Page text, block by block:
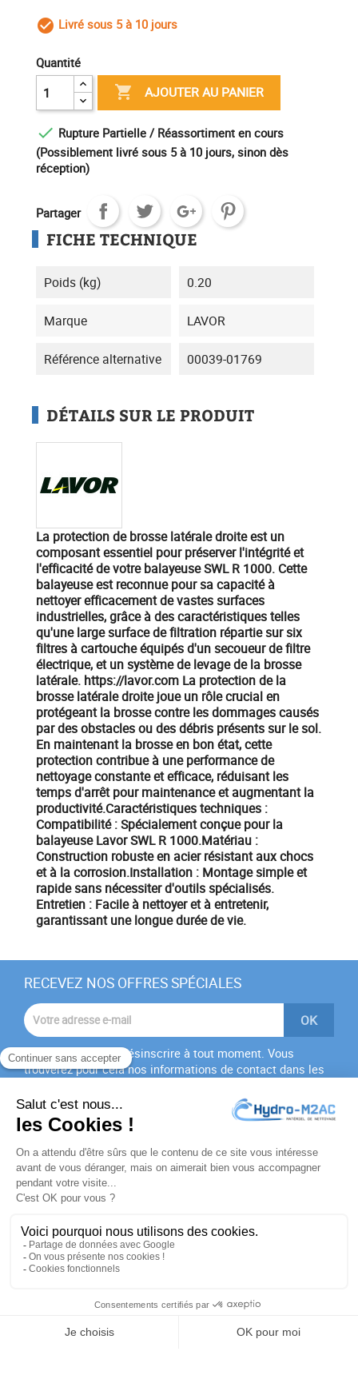
check_circle_outline
Livré sous 5 à 10 jours
Quantité
 AJOUTER AU PANIER
 Rupture Partielle / Réassortiment en cours
(Possiblement livré sous 5 à 10 jours, sinon dès
réception)
Partager
FICHE TECHNIQUE
Poids (kg) 0.20
Marque LAVOR
Référence alternative 00039-01769
DÉTAILS SUR LE PRODUIT
La protection de brosse latérale droite est un
composant essentiel pour préserver l'intégrité et
l'efficacité de votre balayeuse SWL R 1000. Cette
balayeuse est reconnue pour sa capacité à
nettoyer efficacement de vastes surfaces
industrielles, grâce à des caractéristiques telles
qu'une large surface de filtration répartie sur six
filtres à cartouche équipés d'un secoueur de filtre
électrique, et un système de levage de la brosse
latérale. ​ https://lavor.com La protection de la
brosse latérale droite joue un rôle crucial en
protégeant la brosse contre les dommages causés
par des obstacles ou des débris présents sur le sol.
En maintenant la brosse en bon état, cette
protection contribue à une performance de
nettoyage constante et efficace, réduisant les
temps d'arrêt pour maintenance et augmentant la
productivité.​ Caractéristiques techniques :
Compatibilité : Spécialement conçue pour la
balayeuse Lavor SWL R 1000.​ Matériau :
Construction robuste en acier résistant aux chocs
et à la corrosion.​ Installation : Montage simple et
rapide sans nécessiter d'outils spécialisés.​
Entretien : Facile à nettoyer et à entretenir,
garantissant une longue durée de vie.
RECEVEZ NOS OFFRES SPÉCIALES
Vous pouvez vous désinscrire à tout moment. Vous
trouverez pour cela nos informations de contact dans les
J'accepte lesconditions générales
politique de
confidentialité
PRODUITS
NOTRE SOCIÉTÉ
VOTRE COMPTE